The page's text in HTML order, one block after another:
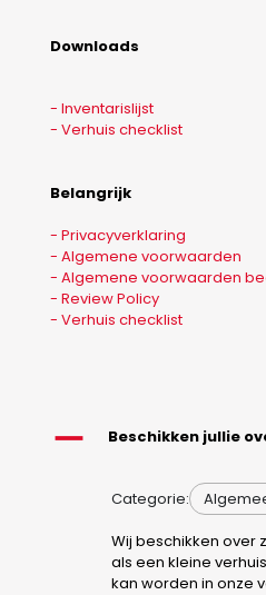
Downloads
- Inventarislijst
- Verhuis checklist
Belangrijk
- Privacyverklaring
- Algemene voorwaarden
- Algemene voorwaarden
- Review Policy
- Verhuis checklist
A Beschikken jullie
Categorie:
Wij beschikken over
als een kleine
kan worden in onze